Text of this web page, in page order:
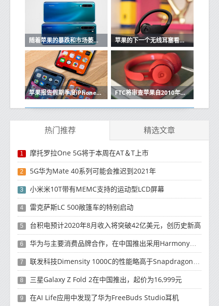
随着苹果的暴跌和市场萎缩，华为在中国保持强大 苹果的下一个无线耳塞看起来很像Beats Powerbeats Pro
苹果报告假期季度iPhone销售强劲 FTC将审查苹果自2010年以来的收购
热门推荐 精选文章
1 摩托罗拉One 5G将于本周在AT＆T上市
2 5G华为Mate 40系列可能会推迟到2021年
3 小米米10T带有MEMC支持的运动型LCD屏幕
4 雷克萨斯LC 500敞篷车的特别启动
5 台积电预计2020年8月收入将突破42亿美元，创历史新高
6 华为与主要消费品牌合作，在中国推出采用HarmonyOS 2.0的智能家居产品
7 联发科技Dimensity 1000C的性能略高于Snapdragon 765G
8 三星Galaxy Z Fold 2在中国推出，起价为16,999元
9 在AI Life应用中发现了华为FreeBuds Studio耳机